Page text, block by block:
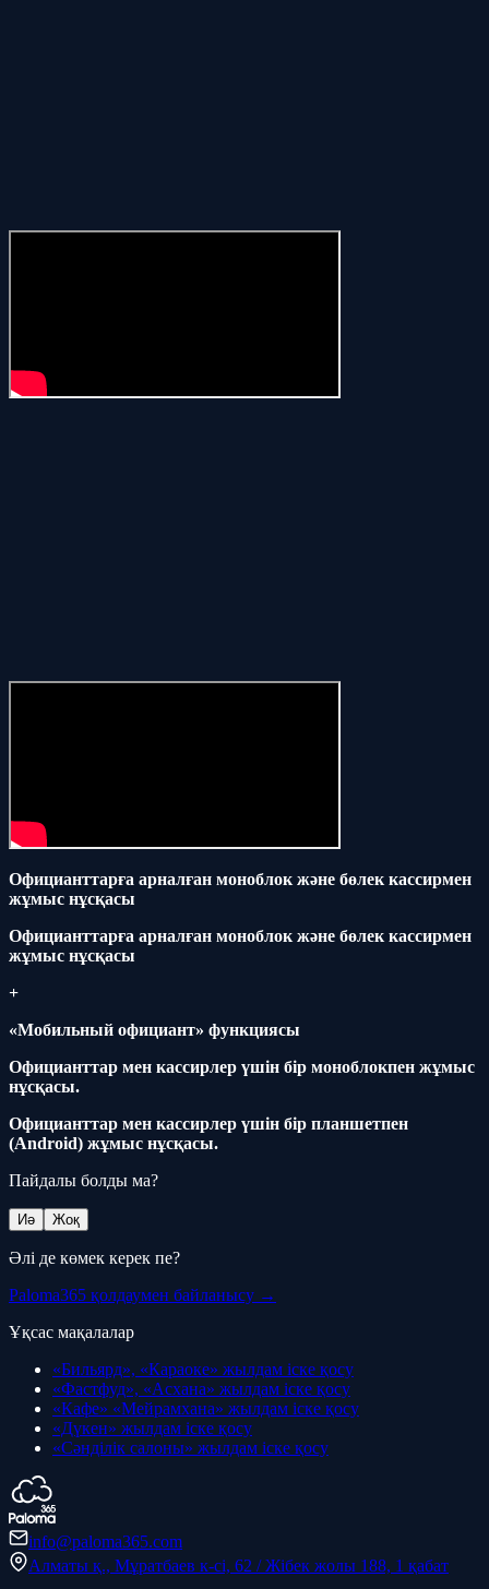
Официанттарға арналған моноблок және бөлек кассирмен
жұмыс нұсқасы
Официанттарға арналған моноблок және бөлек кассирмен
жұмыс нұсқасы
+
«Мобильный официант» функциясы
Официанттар мен кассирлер үшін бір моноблокпен жұмыс
нұсқасы.
Официанттар мен кассирлер үшін бір планшетпен
(Android) жұмыс нұсқасы.
Пайдалы болды ма?
Иә Жоқ
Әлі де көмек керек пе?
Paloma365 қолдаумен байланысу →
Ұқсас мақалалар
«Бильярд», «Караоке» жылдам іске қосу
«Фастфуд», «Асхана» жылдам іске қосу
«Кафе» «Мейрамхана» жылдам іске қосу
«Дүкен» жылдам іске қосу
«Сәнділік салоны» жылдам іске қосу
info@paloma365.com
Алматы қ., Мұратбаев к-сі, 62 / Жібек жолы 188, 1 қабат